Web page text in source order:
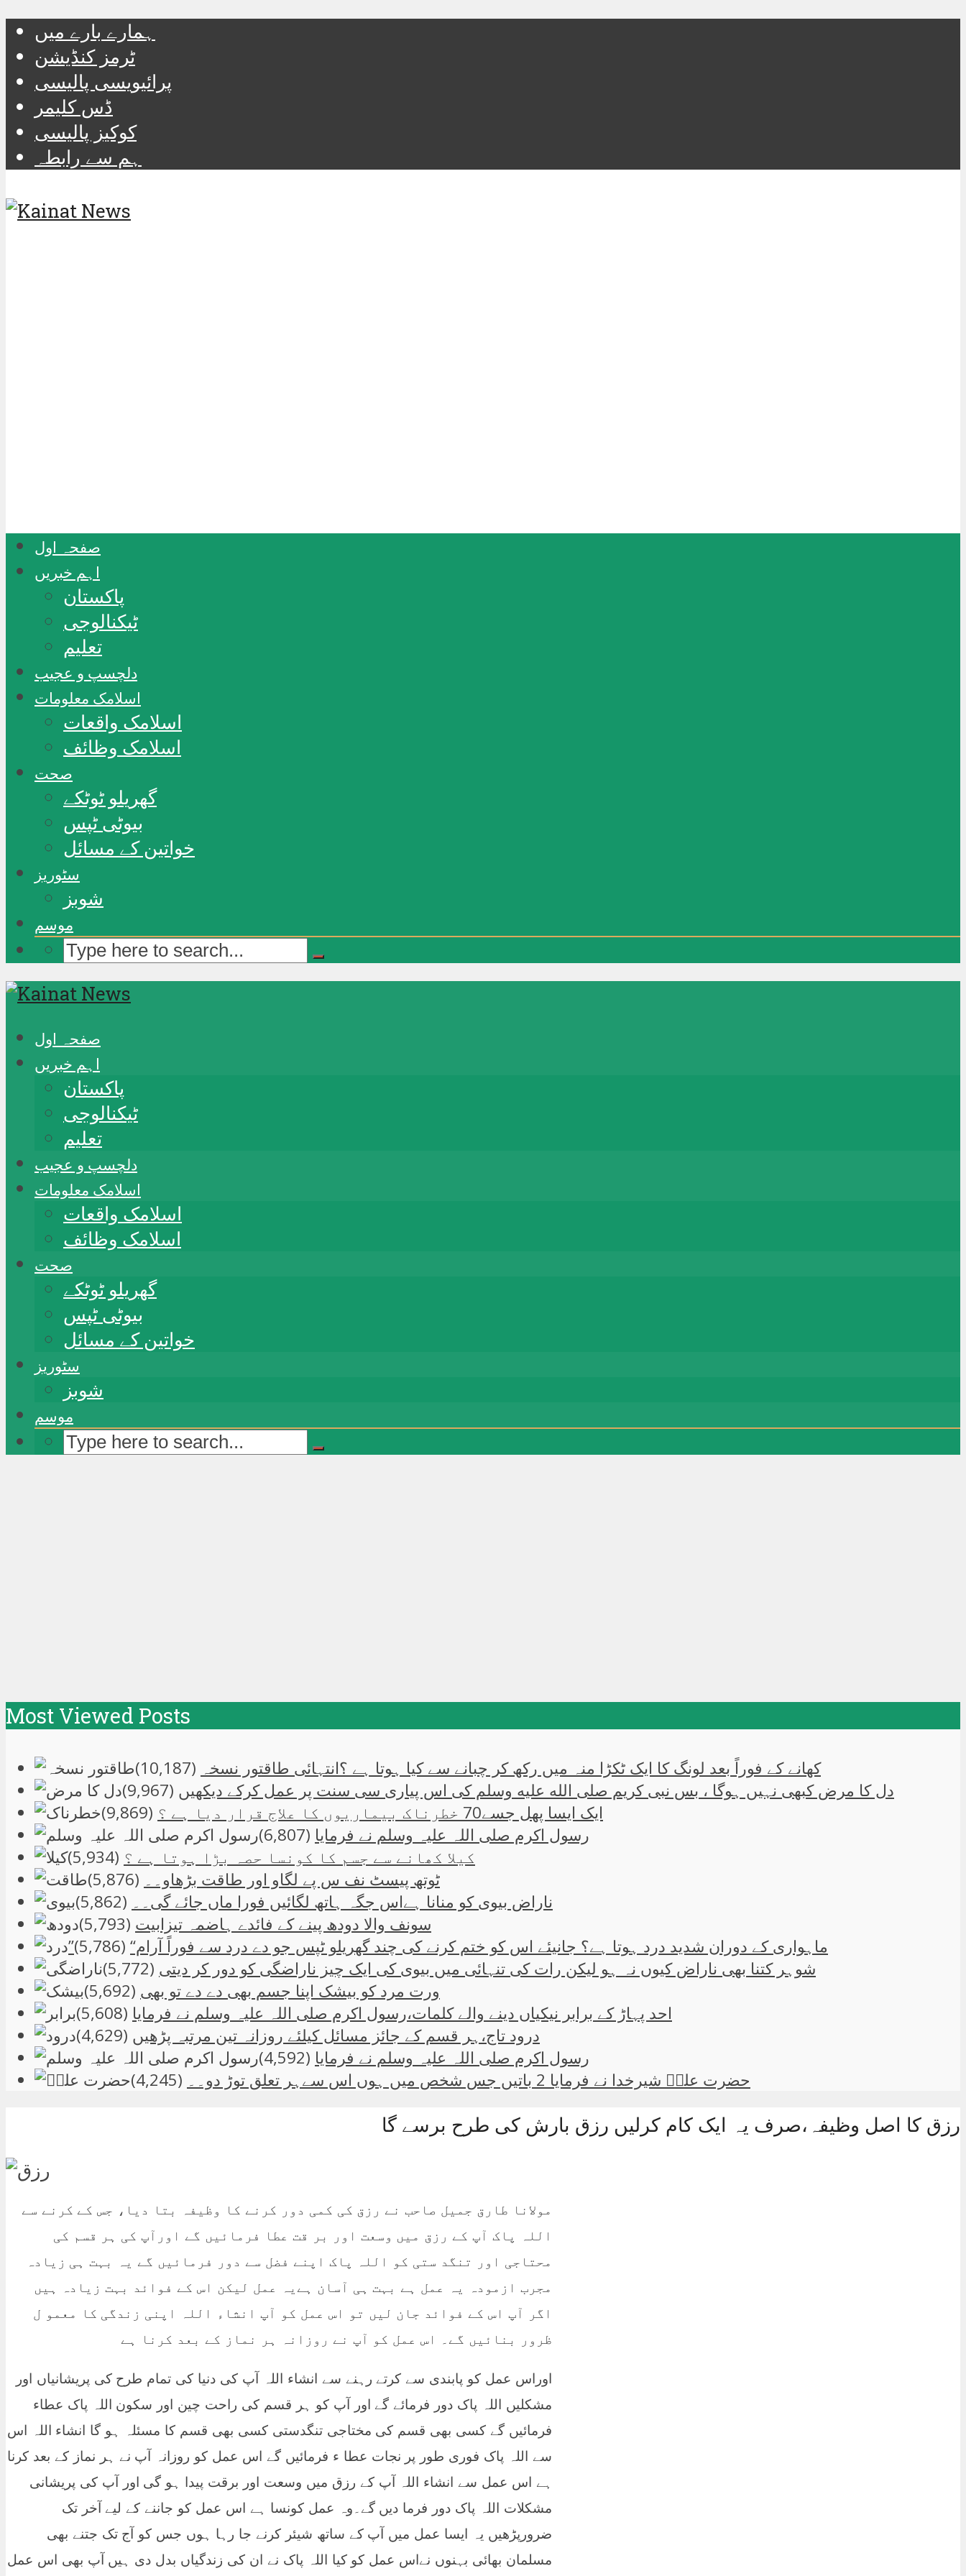
ہمارے بارے میں
ٹرمز کنڈیشن
پرائیویسی پالیسی
ڈس کلیمر
کوکیز پالیسی
ہم سے رابطہ
صفحہ اول
اہم خبریں
پاکستان
ٹیکنالوجی
تعلیم
دلچسپ و عجیب
اسلامک معلومات
اسلامک واقعات
اسلامک وظائف
صحت
گھریلو ٹوٹکے
بیوٹی ٹپس
خواتین کے مسائل
سٹوریز
شوبز
موسم
صفحہ اول
اہم خبریں
پاکستان
ٹیکنالوجی
تعلیم
دلچسپ و عجیب
اسلامک معلومات
اسلامک واقعات
اسلامک وظائف
صحت
گھریلو ٹوٹکے
بیوٹی ٹپس
خواتین کے مسائل
سٹوریز
شوبز
موسم
Most Viewed Posts
کھانے کے فوراً بعد لونگ کا ایک ٹکڑا منہ میں رکھ کر چبانے سے کیا ہوتا ہے ؟انتہائی طاقتور نسخہ (10,187)
دل کا مرض کبھی نہیں ہوگا ، بس نبی کریم صلی الله علیه وسلم کی اس پیاری سی سنت پر عمل کرکے دیکھیں (9,967)
ایک ایسا پھل جسے70 خطرناک بیماریوں کا علاج قرار دیا ہے ؟
(9,869)
رسول اکرم صلی اللہ علیہ وسلم نے فرمایا (6,807)
کیلا کھانے سے جسم کا کونسا حصہ بڑا ہوتا ہے ؟ (5,934)
ٹوتھ پیسٹ نف س پے لگاو اور طاقت بڑھاو۔۔ (5,876)
ناراض بیوی کو منانا ہےاس جگہ ہاتھ لگائیں فورا ماں جائے گی۔۔ (5,862)
سونف والا دودھ پینے کے فائدے ہاضمہ تیزابیت (5,793)
”ماہواری کے دوران شدید درد ہوتا ہے؟ جانیئے اس کو ختم کرنے کی چند گھریلو ٹپس جو دے درد سے فوراً آرام“ (5,786)
شوہر کتنا بھی ناراض کیوں نہ ہو لیکن رات کی تنہائی میں بیوی کی ایک چیز ناراضگی کو دور کر دیتی (5,772)
ورت مرد کو بیشک اپنا جسم بھی دے دے تو بھی (5,692)
احد پہاڑ کے برابر نیکیاں دینے والے کلمات،رسول اکرم صلی اللہ علیہ وسلم نے فرمایا (5,608)
درود تاج،ہر قسم کے جائز مسائل کیلئے روزانہ تین مرتبہ پڑھیں (4,629)
رسول اکرم صلی اللہ علیہ وسلم نے فرمایا (4,592)
حضرت علیؑ شیرخدا نے فرمایا 2 باتیں جس شخص میں ہوں اس سےہر تعلق توڑ دو۔۔
(4,245)
رزق کا اصل وظیفہ،صرف یہ ایک کام کرلیں رزق بارش کی طرح برسے گا
مولانا طارق جمیل صاحب نے رزق کی کمی دور کرنے کا وظیفہ بتا دیا، جس کے کرنے سے
اللہ پاک آپ کے رزق میں وسعت اور بر قت عطا فرمائیں گے اورآپ کی ہر قسم کی
محتاجی اور تنگد ستی کو اللہ پاک اپنے فضل سے دور فرمائیں گے یہ بہت ہی زیادہ
مجرب ازمودہ یہ عمل ہے بہت ہی آسان ہےیہ عمل لیکن اس کے فوائد بہت زیادہ ہیں
اگر آپ اس کے فوائد جان لیں تو اس عمل کو آپ انشاء اللہ اپنی زندگی کا معمو ل
ظرور بنائیں گے۔ اس عمل کو آپ نے روزانہ ہر نماز کے بعد کرنا ہے
اوراس عمل کو پابندی سے کرتے رہنے سے انشاء اللہ آپ کی دنیا کی تمام طرح کی پریشانیاں اور
مشکلیں اللہ پاک دور فرمائے گے اور آپ کو ہر قسم کی راحت چین اور سکون اللہ پاک عطاء
فرمائیں گے کسی بھی قسم کی مختاجی تنگدستی کسی بھی قسم کا مسئلہ ہو گا انشاء اللہ اس
سے اللہ پاک فوری طور پر نجات عطا ء فرمائیں گے اس عمل کو روزانہ آپ نے ہر نماز کے بعد کرنا
ہے اس عمل سے انشاء اللہ آپ کے رزق میں وسعت اور برقت پیدا ہو گی اور آپ کی پریشانی
مشکلات اللہ پاک دور فرما دیں گے۔وہ عمل کونسا ہے اس عمل کو جاننے کے لیے آخر تک
ضرورپڑھیں یہ ایسا عمل میں آپ کے ساتھ شیئر کرنے جا رہا ہوں جس کو آج تک جتنے بھی
مسلمان بھائی بہنوں نےاس عمل کو کیا اللہ پاک نے ان کی زندگیاں بدل دی ہیں آپ بھی اس عمل